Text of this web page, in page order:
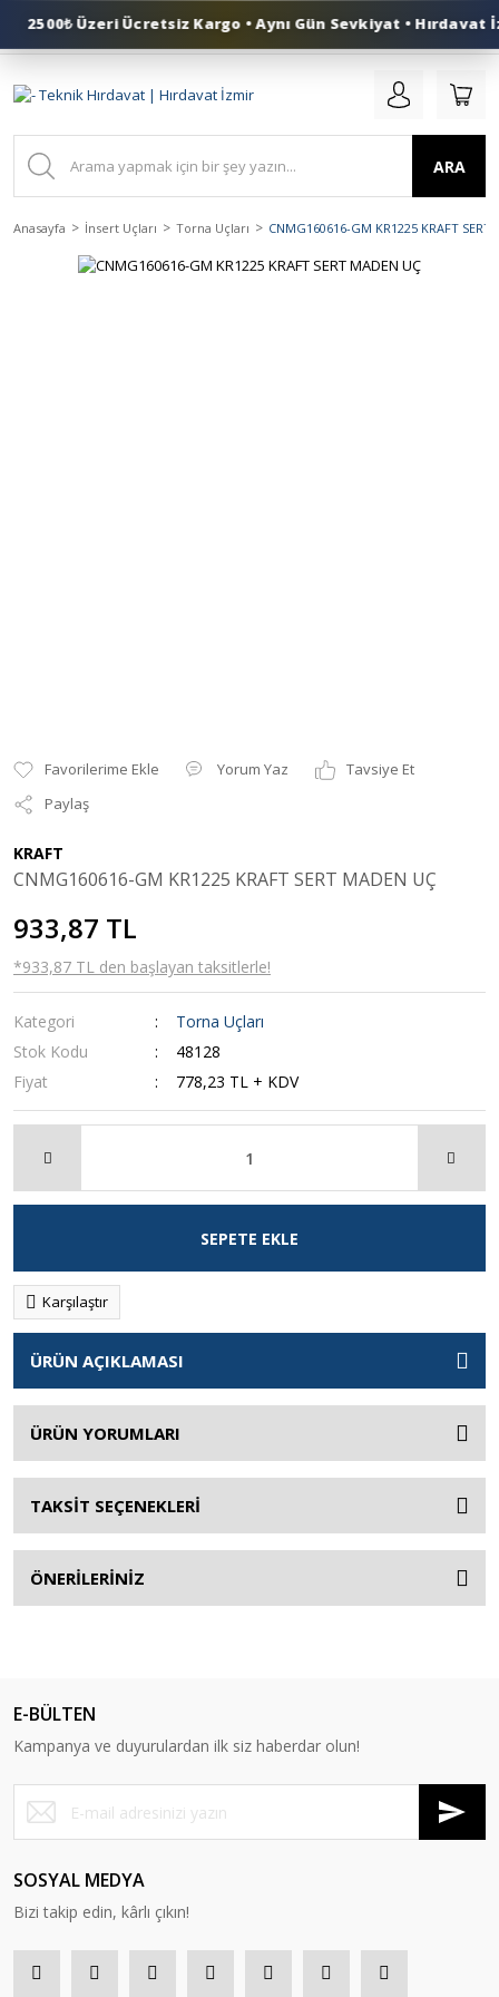
0 (553) 324 41 50
ARA
Anasayfa İnsert Uçları Torna Uçları CNMG160616-GM KR1225 KRAFT SERT
Yorum Yaz
Tavsiye Et
Paylaş
KRAFT
CNMG160616-GM KR1225 KRAFT SERT MADEN UÇ
933,87 TL
*933,87 TL den başlayan taksitlerle!
Kategori
Torna Uçları
Stok Kodu
48128
Fiyat
778,23 TL + KDV
SEPETE EKLE
Karşılaştır
ÜRÜN AÇIKLAMASI
ÜRÜN YORUMLARI
TAKSİT SEÇENEKLERİ
ÖNERİLERİNİZ
E-BÜLTEN
Kampanya ve duyurulardan ilk siz haberdar olun!
SOSYAL MEDYA
Bizi takip edin, kârlı çıkın!
2500₺ Üzeri Ücretsiz Kargo • Aynı Gün Sevkiyat • Hırdavat